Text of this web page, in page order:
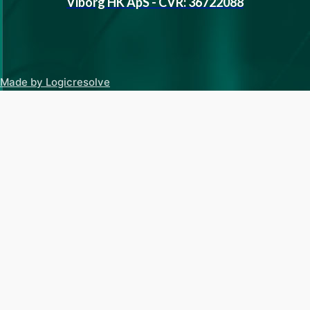
Made by Logicresolve